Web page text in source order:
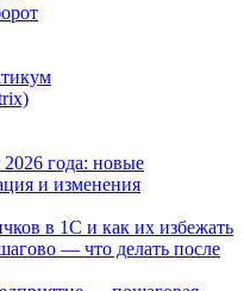
года: новые
и изменения
в 1С и как их избежать
— что делать после